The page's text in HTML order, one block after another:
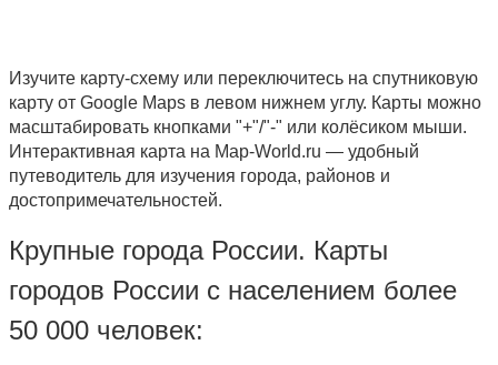
Изучите карту-схему или переключитесь на спутниковую
карту от Google Maps в левом нижнем углу. Карты можно
масштабировать кнопками "+"/"-" или колёсиком мыши.
Интерактивная карта на Map-World.ru — удобный
путеводитель для изучения города, районов и
достопримечательностей.
Крупные города России. Карты
городов России с населением более
50 000 человек: